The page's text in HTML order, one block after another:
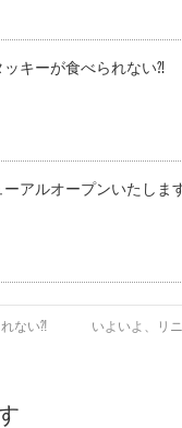
ッキーが食べられない⁈
ーアルオープンいたしま
ない⁈
いよいよ、リ